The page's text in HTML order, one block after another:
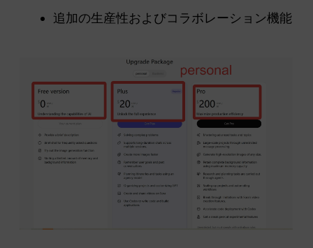
追加の生産性およびコラボレーション機能